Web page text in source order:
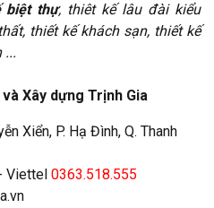
biệt thự, thiêt kế lâu đài kiểu
thiết kế khách sạn, thiết kế
...
Xây dựng Trịnh Gia
Xiển, P. Hạ Đình, Q. Thanh
Viettel 0363.518.555